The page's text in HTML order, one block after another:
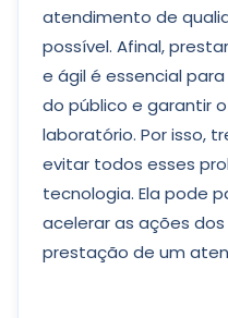
atendimento de
possível. Afinal,
e ágil é essencial
do público e garantir
laboratório. Por isso,
evitar todos esses
tecnologia. Ela pode
acelerar as ações dos
prestação de um